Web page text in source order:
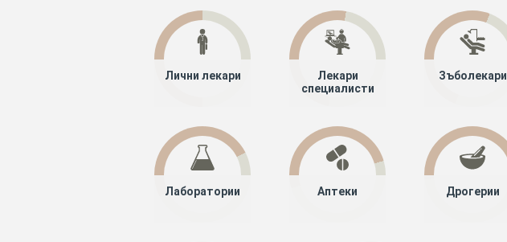
Лични лекари
Лекари
специалисти
Зъболекари
Лаборатории Аптеки Дрогерии